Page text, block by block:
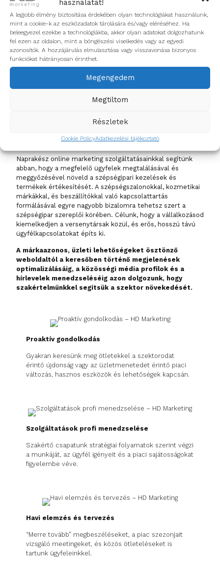
használatát!
A legjobb élmény biztosítása érdekében olyan technológiákat használunk,
mint a cookie-k az eszközadatok tárolására és/vagy eléréséhez. Ha
beleegyezel ezekbe a technológiákba, akkor olyan adatokat dolgozhatunk
fel ezen az oldalon, mint a böngészési viselkedés vagy az egyedi
azonosítók. A hozzájárulás elmulasztása vagy visszavonása bizonyos
funkciókat hátrányosan érinthet.
Megengedem
Megtiltom
Részletek
Cookie PolicyAdatkezelési tájékoztató
elégedettek a pácienseid, ezt leginkább videós tartalommal
tudod megmutatni. Ebben segít szakértő stábunk!
Érdekel
Szépségipari marketing & HD
marketing: Miért minket
válassz?
A HD marketing csapata érti és folyamatosan monitorozza
meglévő és jövőbeni ügyfelei érdekeit szem előtt tartva.
Naprakész online marketing szolgáltatásainkkal segítünk
abban, hogy a megfelelő ügyfelek megtalálásával és
meggyőzésével növeld a szépségipari kezelések és
termékek értékesítését. A szépségszalonokkal, kozmetikai
márkákkal, és beszállítókkal való kapcsolattartás
formálásával egyre nagyobb bizalomra tehetsz szert a
szépségipar szereplői körében. Célunk, hogy a vállalkozásod
kiemelkedjen a versenytársak közül, és erős, hosszú távú
ügyfélkapcsolatokat építs ki.
A márkaazonos, üzleti lehetőségeket ösztönző
weboldaltól a keresőben történő megjelenések
optimalizálásáig, a közösségi média profilok és a
hírlevelek menedzseléséig azon dolgozunk, hogy
szakértelmünkkel segítsük a szektor növekedését.
Proaktív gondolkodás
Gyakran keresünk meg ötletekkel a szektorodat
érintő újdonság vagy az üzletmenetedet érintő piaci
változás, hasznos eszközök és lehetőségek kapcsán.
Szolgáltatások profi menedzselése
Szakértő csapatunk stratégiai folyamatok szerint végzi
a munkáját, az ügyfél igényeit és a piaci sajátosságokat
figyelembe véve.
Havi elemzés és tervezés
“Merre tovább” megbeszéléseket, a piac szezonjait
vizsgáló meetingeket, és közös ötleteléseket is
tartunk ügyfeleinkkel.